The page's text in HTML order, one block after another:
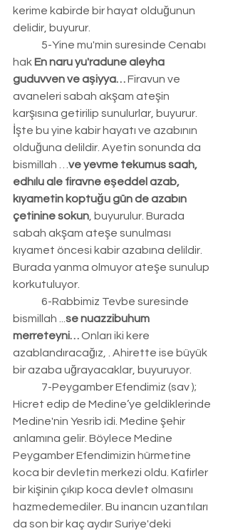
kerime kabirde bir hayat olduğunun
delidir, buyurur.
hak En naru yu'radune aleyha
guduvven ve aşiyya… Firavun ve
avaneleri sabah akşam ateşin
karşısına getirilip sunulurlar, buyurur.
İşte bu yine kabir hayatı ve azabının
olduğuna delildir. Ayetin sonunda da
bismillah … ve yevme tekumus saah,
edhılu ale firavne eşeddel azab,
kıyametin koptuğu gün de azabın
çetinine sokun , buyurulur. Burada
sabah akşam ateşe sunulması
kıyamet öncesi kabir azabına delildir.
Burada yanma olmuyor ateşe sunulup
korkutuluyor.
bismillah ... se nuazzibuhum
merreteyni… Onları iki kere
azablandıracağız, . Ahirette ise büyük
bir azaba uğrayacaklar, buyuruyor.
Hicret edip de Medine’ye geldiklerinde
Medine'nin Yesrib idi. Medine şehir
anlamına gelir. Böylece Medine
Peygamber Efendimizin hürmetine
koca bir devletin merkezi oldu. Kafirler
bir kişinin çıkıp koca devlet olmasını
hazmedemediler. Bu inancın uzantıları
da son bir kaç aydır Suriye'deki